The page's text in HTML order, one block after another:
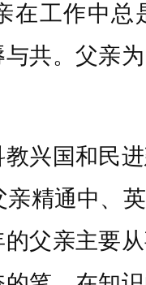
在工作中总
共。父亲
国和民进
精通中、
父亲主要